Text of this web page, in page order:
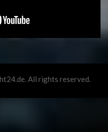
All rights reserved.